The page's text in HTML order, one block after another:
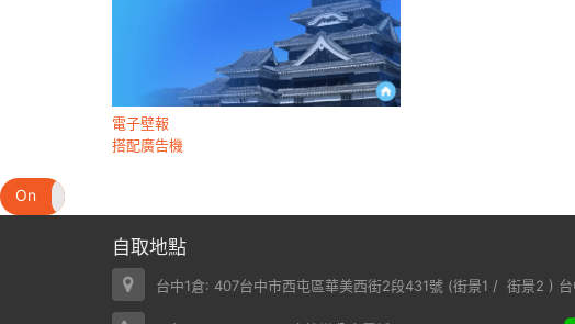
電子壁報
搭配廣告機
On
自取地點
台中1倉: 407台中市西屯區華美西街2段431號 (街景1 / 街景2 )